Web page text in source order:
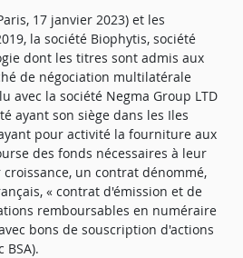
17 janvier 2023) et les
la société Biophytis, société
dont les titres sont admis aux
de négociation multilatérale
avec la société Negma Group LTD
ayant son siège dans les Iles
pour activité la fourniture aux
des fonds nécessaires à leur
un contrat dénommé,
« contrat d'émission et de
remboursables en numéraire
bons de souscription d'actions
BSA).